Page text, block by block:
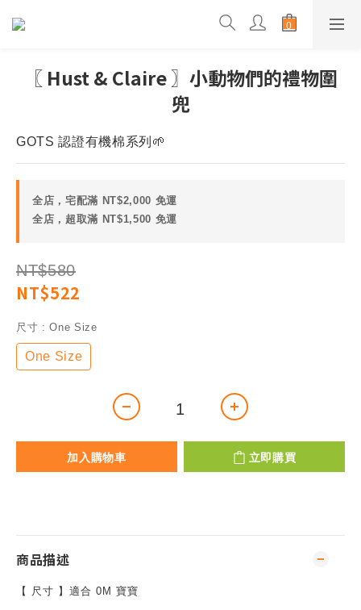
〖 Hust & Claire 〗小動物們的禮物圍
兜
GOTS 認證有機棉系列🌱
全店，宅配滿 NT$2,000 免運
全店，超取滿 NT$1,500 免運
NT$580
NT$522
尺寸 : One Size
One Size
加入購物車 立即購買
商品描述
【 尺寸 】適合 0M 寶寶